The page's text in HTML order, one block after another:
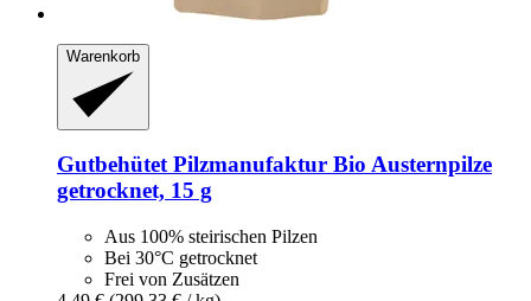
Warenkorb
Gutbehütet Pilzmanufaktur Bio Austernpilze
getrocknet, 15 g
Aus 100% steirischen Pilzen
Bei 30°C getrocknet
Frei von Zusätzen